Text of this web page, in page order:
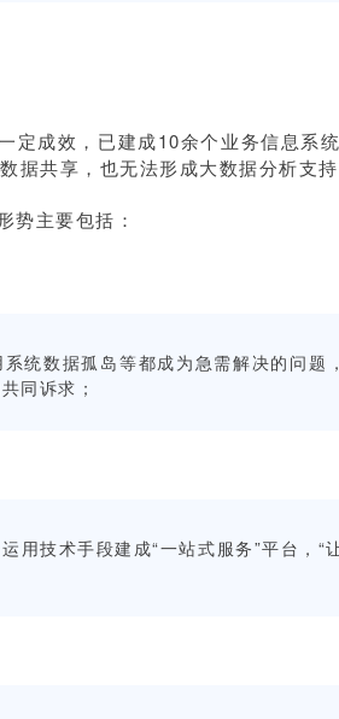
定成效，已建成10余个业务信息
据共享，也无法形成大数据分析支持
势主要包括：
统数据孤岛等都成为急需解决的问
同诉求；
用技术手段建成“一站式服务”平台，